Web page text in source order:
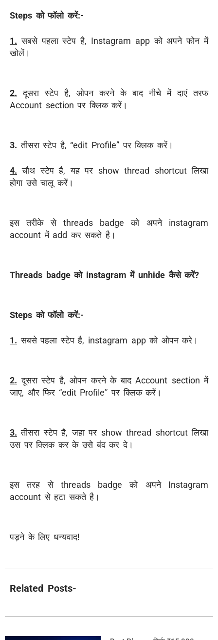
Steps को फॉलो करें:-
1. सबसे पहला स्टेप है, Instagram app को अपने फोन में
खोलें।
2. दूसरा स्टेप है, ओपन करने के बाद नीचे में दाएं तरफ
Account section पर क्लिक करें।
3. तीसरा स्टेप है, “edit Profile” पर क्लिक करें।
4. चौथ स्टेप है, यह पर show thread shortcut लिखा
होगा उसे चालू करें।
इस तरीके से threads badge को अपने instagram
account में add कर सकते है।
Threads badge को instagram में unhide कैसे करें?
Steps को फॉलो करें:-
1. सबसे पहला स्टेप है, instagram app को ओपन करे।
2. दूसरा स्टेप है, ओपन करने के बाद Account section में
जाए, और फिर “edit Profile” पर क्लिक करें।
3. तीसरा स्टेप है, जहा पर show thread shortcut लिखा
उस पर क्लिक कर के उसे बंद कर दे।
इस तरह से threads badge को अपने Instagram
account से हटा सकते है।
पड़ने के लिए धन्यवाद!
Related Posts-